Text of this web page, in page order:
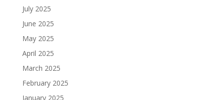
July 2025
June 2025
May 2025
April 2025
March 2025
February 2025
January 2025